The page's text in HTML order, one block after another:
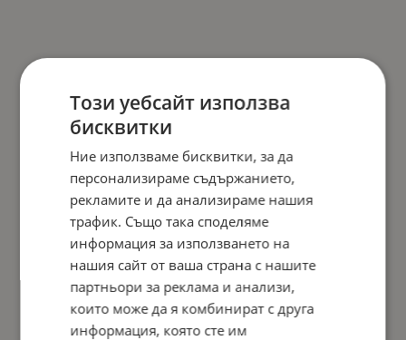
Този уебсайт използва
бисквитки
Ние използваме бисквитки, за да
персонализираме съдържанието,
рекламите и да анализираме нашия
трафик. Също така споделяме
информация за използването на
нашия сайт от ваша страна с нашите
партньори за реклама и анализи,
които може да я комбинират с друга
информация, която сте им